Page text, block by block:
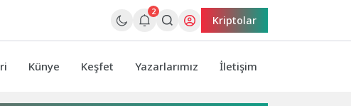
2
Kriptolar
Künye Keşfet Yazarlarımız İletişim